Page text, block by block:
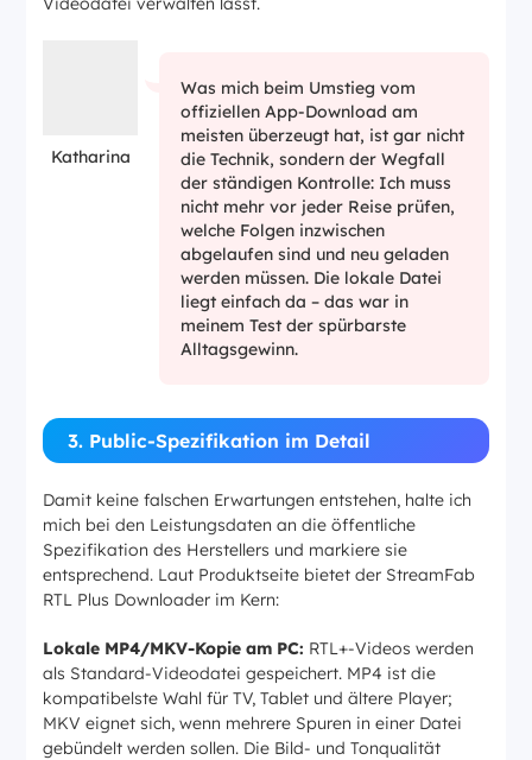
App abspielbar
Zahlendes RTL+-
Abonnement
StreamFab-
Testversion
Katharina
Was mich beim Umstieg vom
offiziellen App-Download am
meisten überzeugt hat, ist gar nicht
die Technik, sondern der Wegfall
der ständigen Kontrolle: Ich muss
nicht mehr vor jeder Reise prüfen,
welche Folgen inzwischen
abgelaufen sind und neu geladen
werden müssen. Die lokale Datei
liegt einfach da – das war in
meinem Test der spürbarste
Alltagsgewinn.
3. Public-Spezifikation im Detail
Damit keine falschen Erwartungen entstehen, halte ich
mich bei den Leistungsdaten an die öffentliche
Spezifikation des Herstellers und markiere sie
entsprechend. Laut Produktseite bietet der StreamFab
RTL Plus Downloader im Kern:
Lokale MP4/MKV-Kopie am PC: RTL+-Videos werden
als Standard-Videodatei gespeichert. MP4 ist die
kompatibelste Wahl für TV, Tablet und ältere Player;
MKV eignet sich, wenn mehrere Spuren in einer Datei
gebündelt werden sollen. Die Bild- und Tonqualität